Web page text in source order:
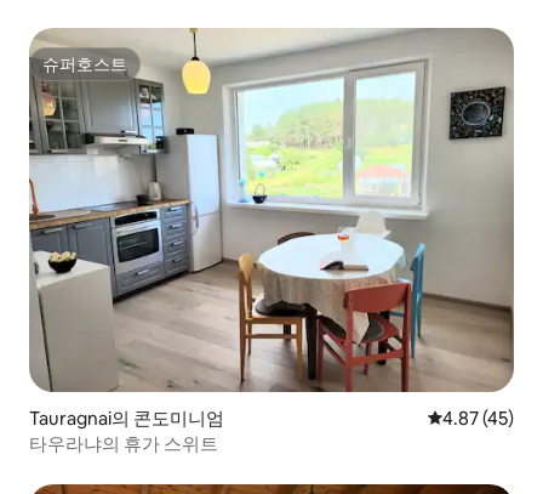
슈퍼호스트
슈퍼호스트
Tauragnai의 콘도미니엄 평점 4.87점
4.87 (45)
타우라냐의 휴가 스위트